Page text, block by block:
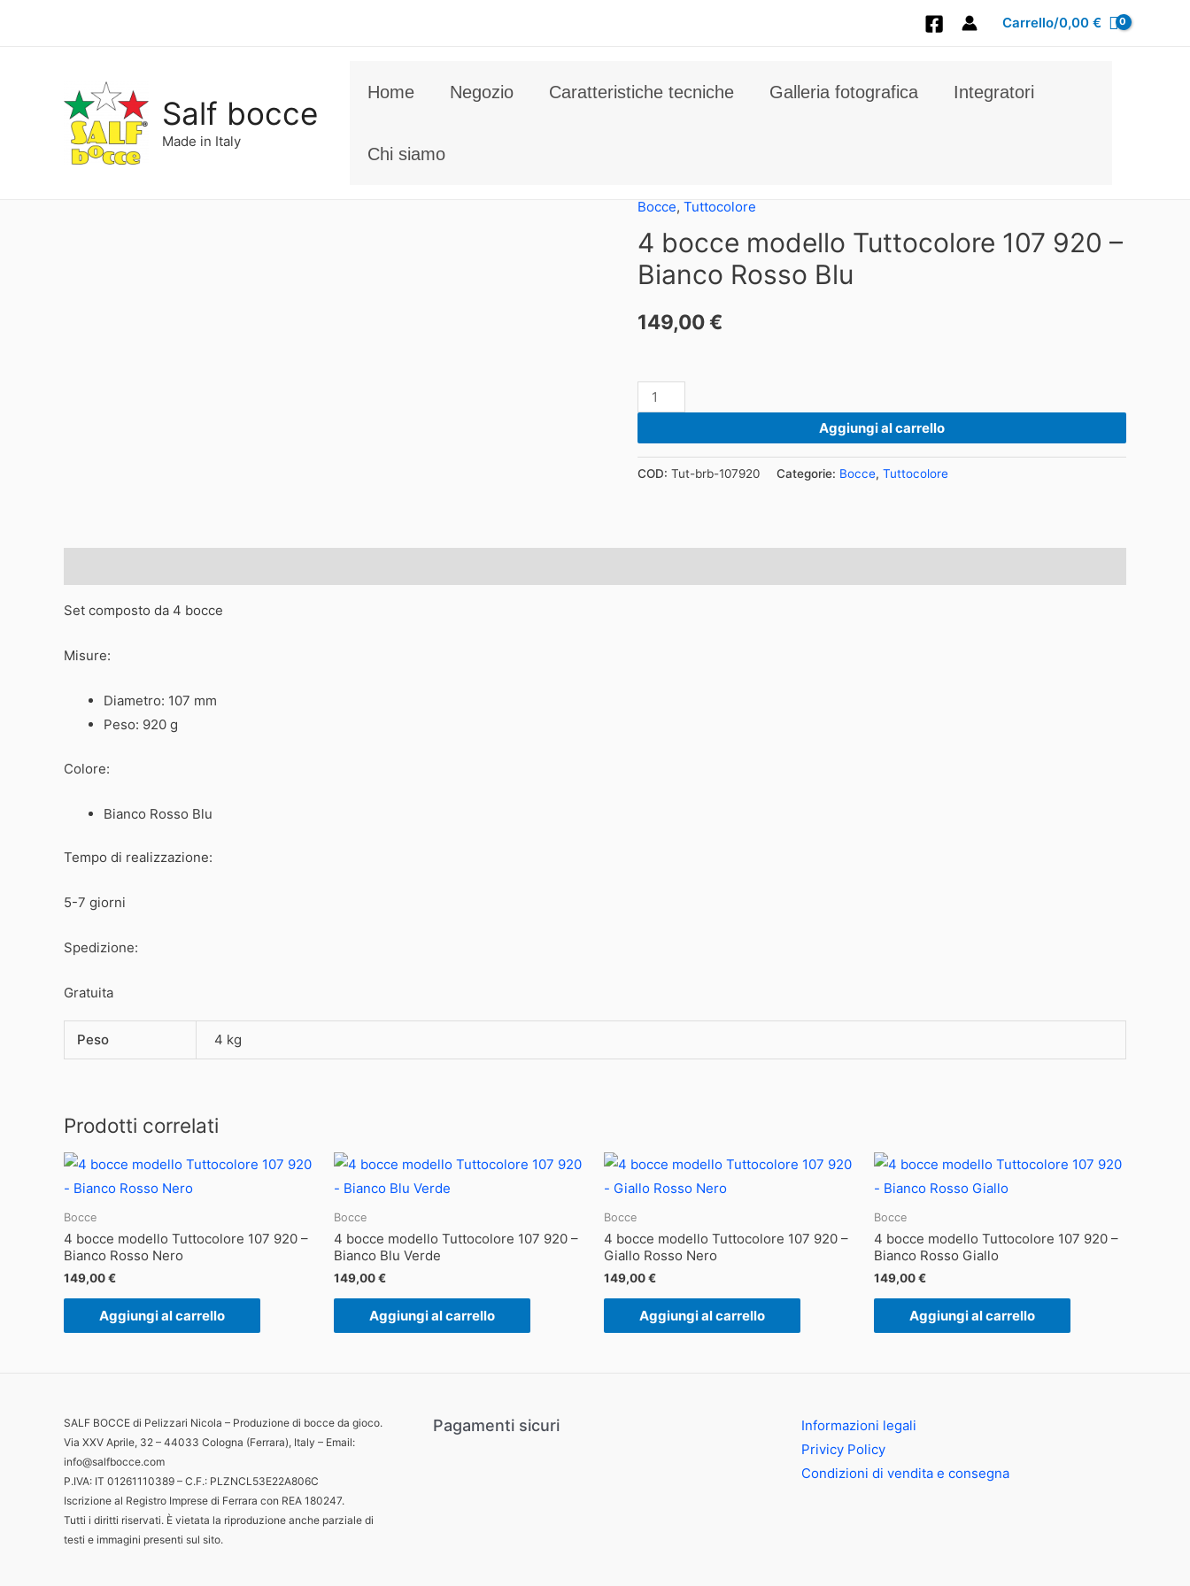
Carrello/0,00 €
Salf bocce
Made in Italy
Home Negozio Caratteristiche tecniche Galleria fotografica Integratori
Chi siamo
Bocce, Tuttocolore
4 bocce modello Tuttocolore 107 920 –
Bianco Rosso Blu
149,00€
bocce
modello
Rosso
Aggiungi al carrello
COD: Tut-brb-107920 Categorie: Bocce, Tuttocolore
Set composto da 4 bocce
Misure:
Diametro: 107 mm
Peso: 920 g
Colore:
Bianco Rosso Blu
Tempo di realizzazione:
5-7 giorni
Spedizione:
Gratuita
Peso 4 kg
Prodotti correlati
Bocce
4 bocce modello Tuttocolore 107 920 –
Bianco Rosso Nero
149,00€
Aggiungi al carrello
Bocce
4 bocce modello Tuttocolore 107 920 –
Bianco Blu Verde
149,00€
Aggiungi al carrello
Bocce
4 bocce modello Tuttocolore 107 920 –
Giallo Rosso Nero
149,00€
Aggiungi al carrello
Bocce
4 bocce modello Tuttocolore 107 920 –
Bianco Rosso Giallo
149,00€
Aggiungi al carrello
SALF BOCCE di Pelizzari Nicola – Produzione di bocce da gioco.
Via XXV Aprile, 32 – 44033 Cologna (Ferrara), Italy – Email:
info@salfbocce.com
P.IVA: IT 01261110389 – C.F.: PLZNCL53E22A806C
Iscrizione al Registro Imprese di Ferrara con REA 180247.
Tutti i diritti riservati. È vietata la riproduzione anche parziale di
testi e immagini presenti sul sito.
Pagamenti sicuri
Informazioni legali
Privicy Policy
Condizioni di vendita e consegna